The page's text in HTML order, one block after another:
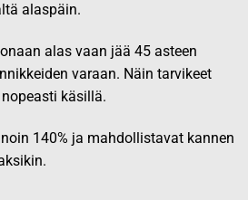
alaspäin.
alas vaan jää 45 asteen
varaan. Näin tarvikeet
käsillä.
140% ja mahdollistavat kannen